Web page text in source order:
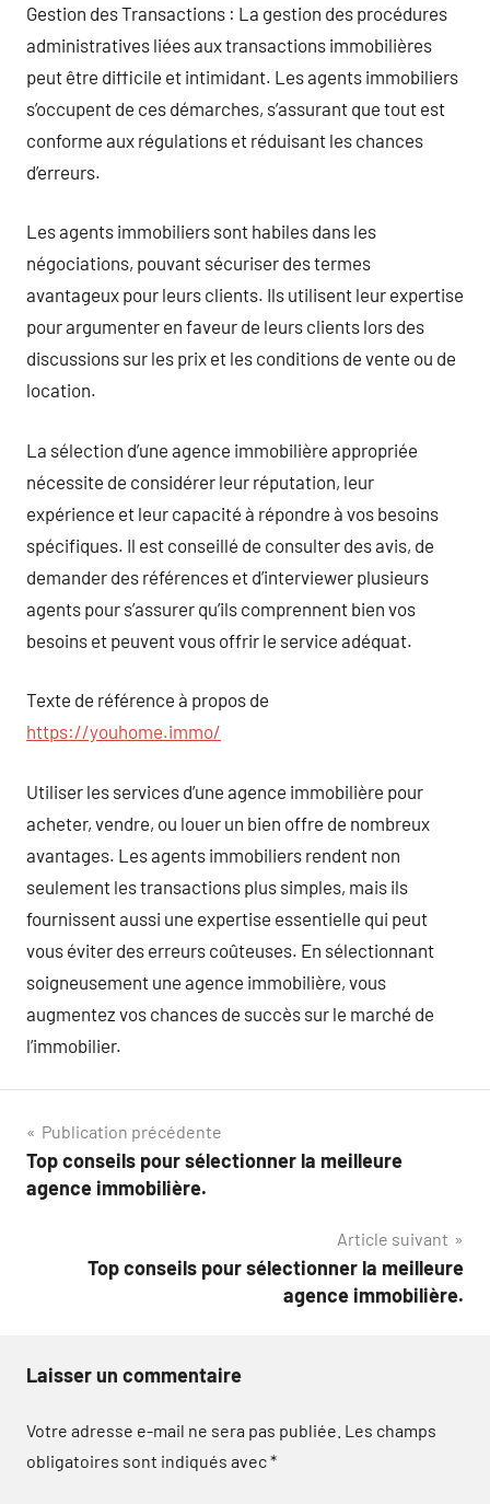
Gestion des Transactions : La gestion des procédures
administratives liées aux transactions immobilières
peut être difficile et intimidant. Les agents immobiliers
s’occupent de ces démarches, s’assurant que tout est
conforme aux régulations et réduisant les chances
d’erreurs.
Les agents immobiliers sont habiles dans les
négociations, pouvant sécuriser des termes
avantageux pour leurs clients. Ils utilisent leur expertise
pour argumenter en faveur de leurs clients lors des
discussions sur les prix et les conditions de vente ou de
location.
La sélection d’une agence immobilière appropriée
nécessite de considérer leur réputation, leur
expérience et leur capacité à répondre à vos besoins
spécifiques. Il est conseillé de consulter des avis, de
demander des références et d’interviewer plusieurs
agents pour s’assurer qu’ils comprennent bien vos
besoins et peuvent vous offrir le service adéquat.
Texte de référence à propos de
https://youhome.immo/
Utiliser les services d’une agence immobilière pour
acheter, vendre, ou louer un bien offre de nombreux
avantages. Les agents immobiliers rendent non
seulement les transactions plus simples, mais ils
fournissent aussi une expertise essentielle qui peut
vous éviter des erreurs coûteuses. En sélectionnant
soigneusement une agence immobilière, vous
augmentez vos chances de succès sur le marché de
l’immobilier.
Navigation
de
Publication précédente
Top conseils pour sélectionner la meilleure
agence immobilière.
Article suivant
Top conseils pour sélectionner la meilleure
agence immobilière.
Laisser un commentaire
Votre adresse e-mail ne sera pas publiée. Les champs
obligatoires sont indiqués avec*